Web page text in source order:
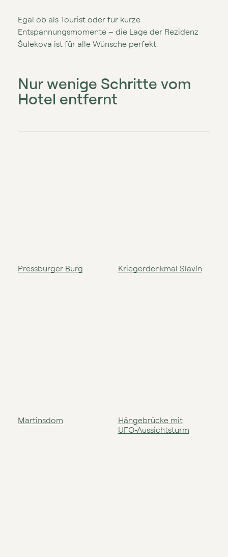
Egal ob als Tourist oder für kurze
Entspannungsmomente – die Lage der Rezidenz
Šulekova ist für alle Wünsche perfekt.
Nur wenige Schritte vom
Hotel entfernt
Pressburger Burg Kriegerdenkmal Slavín
Martinsdom
Hängebrücke mit
UFO⁠⁠⁠-⁠⁠⁠Aussichtsturm